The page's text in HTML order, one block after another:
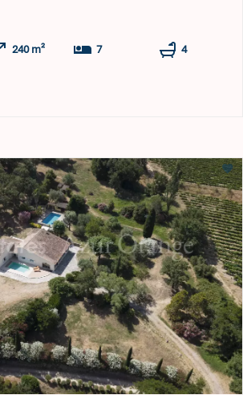
la propriété allie générosité des
authentique de la région. Le rez-de-
240 m² 7 4